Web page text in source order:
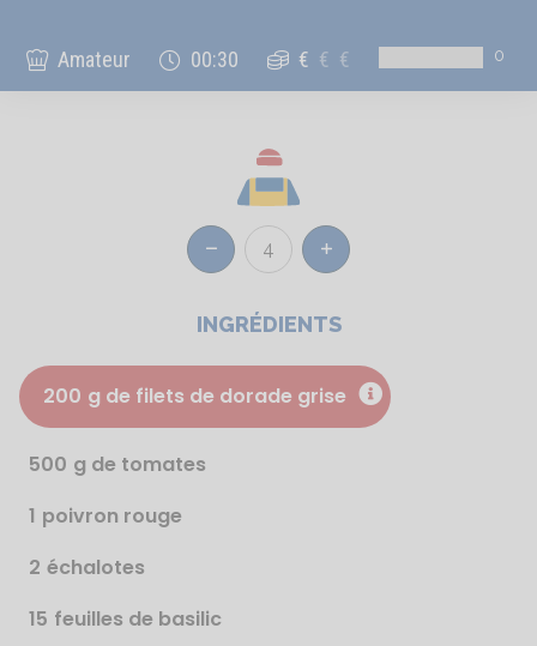
Amateur 00:30 € € € 0
Réduire 4 Augmenter
INGRÉDIENTS
200 g de filets de dorade grise
500 g de tomates
1 poivron rouge
2 échalotes
15 feuilles de basilic